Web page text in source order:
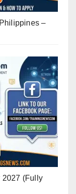
–
2027 (Fully